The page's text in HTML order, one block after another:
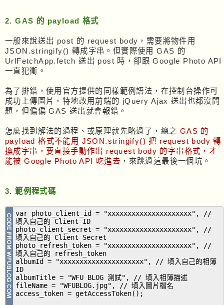
2. GAS 的 payload 格式
一般來說送出 post 的 request body，需要將物件用
JSON.stringify() 轉成字串。但實際使用 GAS 的
UrlFetchApp.fetch 送出 post 時，卻跟 Google Photo API
一直犯衝。
為了排錯，使用官方提供的同樣範例語法，在控制台操作可
成功上傳圖片，特地改用前端的 jQuery Ajax 送出也都沒問
題，但偏偏 GAS 送出就會報錯。
怎麼找到解法的過程、或原理就先略過了，總之 GAS 的
payload 格式不能用 JSON.stringify() 把 request body 轉
換成字串，要直接手動作出 request body 的字串格式，才
能被 Google Photo API 吃進去 ，來跳過這最後一個坑。
3. 範例程式碼
var photo_client_id = "xxxxxxxxxxxxxxxxxxxxx", //
填入自己的 Client ID
photo_client_secret = "xxxxxxxxxxxxxxxxxxxxx", //
填入自己的 Client Secret
photo_refresh_token = "xxxxxxxxxxxxxxxxxxxxx", //
填入自己的 refresh_token
albumId = "xxxxxxxxxxxxxxxxxxxxx", // 填入自己的相簿
ID
albumTitle = "WFU BLOG 測試", // 填入相簿描述
fileName = "WFUBLOG.jpg", // 填入圖片檔名
access_token = getAccessToken();